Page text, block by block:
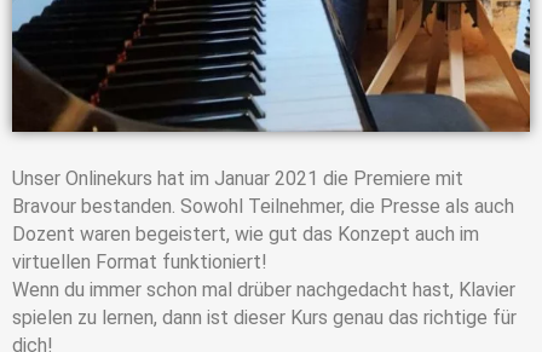
Unser Onlinekurs hat im Januar 2021 die Premiere mit
Bravour bestanden. Sowohl Teilnehmer, die Presse als auch
Dozent waren begeistert, wie gut das Konzept auch im
virtuellen Format funktioniert!
Wenn du immer schon mal drüber nachgedacht hast, Klavier
spielen zu lernen, dann ist dieser Kurs genau das richtige für
dich!